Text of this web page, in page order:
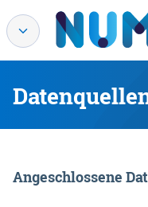
Angeschlossene